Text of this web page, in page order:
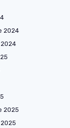
2024
2025